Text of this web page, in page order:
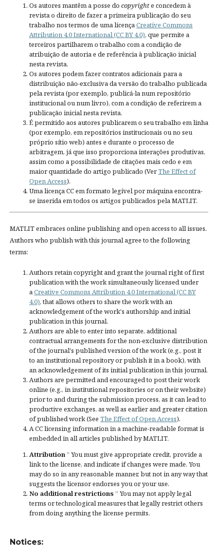
Os autores mantêm a posse do copyrighte concedem à
revista o direito de fazer a primeira publicação do seu
trabalho nos termos de uma licença Creative Commons
Attribution 4.0 International (CC BY 4.0), que permite a
terceiros partilharem o trabalho com a condição de
atribuição de autoria e de referência à publicação inicial
nesta revista.
Os autores podem fazer contratos adicionais para a
distribuição não-exclusiva da versão do trabalho publicada
pela revista (por exemplo, publicá-la num repositório
institucional ou num livro), com a condição de referirem a
publicação inicial nesta revista.
É permitido aos autores publicarem o seu trabalho em linha
(por exemplo, em repositórios institucionais ou no seu
próprio sítio web) antes e durante o processo de
arbitragem, já que isso proporciona interações produtivas,
assim como a possibilidade de citações mais cedo e em
maior quantidade do artigo publicado (VerThe Effect of
Open Access).
Uma licença CC em formato legível por máquina encontra-
se inserida em todos os artigos publicados pela MATLIT.
MATLIT embraces online publishing and open access to all issues.
Authors who publish with this journal agree to the following
terms:
Authors retain copyright and grant the journal right of first
publication with the work simultaneously licensed under
a Creative Commons Attribution 4.0 International (CC BY
4.0), that allows others to share the work with an
acknowledgement of the work's authorship and initial
publication in this journal.
Authors are able to enter into separate, additional
contractual arrangements for the non-exclusive distribution
of the journal's published version of the work (e.g., post it
to an institutional repository or publish it in a book), with
an acknowledgement of its initial publication in this journal.
Authors are permitted and encouraged to post their work
online (e.g., in institutional repositories or on their website)
prior to and during the submission process, as it can lead to
productive exchanges, as well as earlier and greater citation
of published work (See The Effect of Open Access).
A CC licensing information in a machine-readable format is
embedded in all articles published by MATLIT.
Attribution ” You must give appropriate credit, provide a
link to the license, and indicate if changes were made. You
may do so in any reasonable manner, but not in any way that
suggests the licensor endorses you or your use.
No additional restrictions ” You may not apply legal
terms ortechnological measuresthat legally restrict others
from doing anything the license permits.
Notices: